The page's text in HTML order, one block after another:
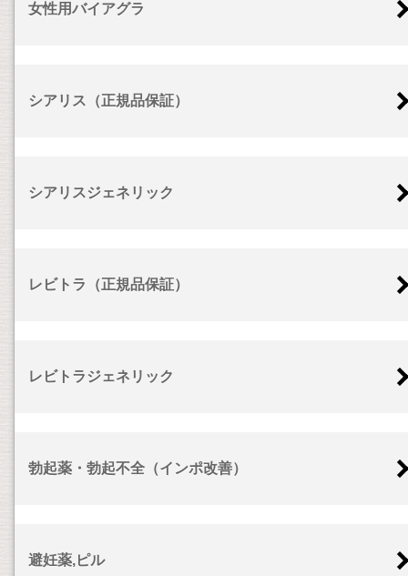
女性用バイアグラ
シアリス（正規品保証）
シアリスジェネリック
レビトラ（正規品保証）
レビトラジェネリック
勃起薬・勃起不全（インポ改善）
避妊薬,ピル